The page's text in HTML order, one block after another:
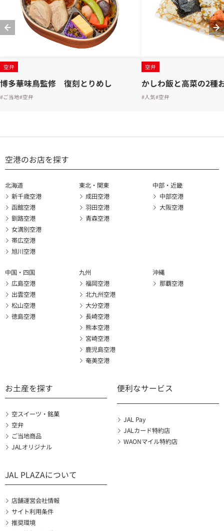
空弁
博多華味鳥監修 復刻とりめし
#ご当地#空弁
空弁
かしわ飯と高菜の2種
#人気#空弁
空港のお店を探す
北海道
新千歳空港
函館空港
釧路空港
女満別空港
帯広空港
旭川空港
東北・関東
成田空港
羽田空港
青森空港
中部・近畿
中部空港
大阪空港
中国・四国
広島空港
出雲空港
松山空港
徳島空港
九州
福岡空港
北九州空港
大分空港
長崎空港
熊本空港
宮崎空港
鹿児島空港
奄美空港
沖縄
那覇空港
お土産を探す
空スイーツ・銘菓
空弁
ご当地商品
JALオリジナル
便利なサービス
JAL Pay
JALカード特約店
WAONマイル特約店
JAL PLAZAについて
店舗運営会社情報
サイト利用条件
推奨環境